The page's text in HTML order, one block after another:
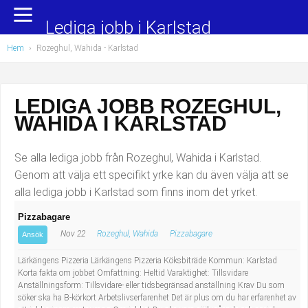
Yrkesområden
Administration, ekonomi, juridik
Chefer och verksamhetsledare
Data/IT
Försäljning, inköp, marknadsföring
Hantverksyrken
Hotell, restaurang, storhushåll
Hälso- och sjukvård
Populära jobb
Undersköterska, hemtjänst och äldreboende
Barnskötare
Lärare i förskola/Förskollärare
Lagerarbetare
Bussförare/Busschaufför
Elevassistent
Personlig assistent
Lediga jobb i Karlstad
Hem › Rozeghul, Wahida - Karlstad
LEDIGA JOBB ROZEGHUL,
WAHIDA I KARLSTAD
Se alla lediga jobb från Rozeghul, Wahida i Karlstad.
Genom att välja ett specifikt yrke kan du även välja att se
alla lediga jobb i Karlstad som finns inom det yrket.
Pizzabagare
Ansök Nov 22 Rozeghul, Wahida Pizzabagare
Lärkängens Pizzeria Lärkängens Pizzeria Köksbiträde Kommun: Karlstad
Korta fakta om jobbet Omfattning: Heltid Varaktighet: Tillsvidare
Anställningsform: Tillsvidare- eller tidsbegränsad anställning Krav Du som
söker ska ha B-körkort Arbetslivserfarenhet Det är plus om du har erfarenhet av